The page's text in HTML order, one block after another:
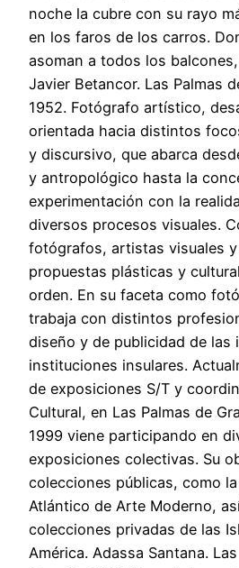
noche la cubre con su rayo
en los faros de los carros.
asoman a todos los
Javier Betancor. Las Palmas
1952. Fotógrafo artístico,
orientada hacia distintos
y discursivo, que abarca
y antropológico hasta la
experimentación con la
diversos procesos visuales.
fotógrafos, artistas visuales
propuestas plásticas y
orden. En su faceta como
trabaja con distintos
diseño y de publicidad de las
instituciones insulares.
de exposiciones S/T y
Cultural, en Las Palmas de
1999 viene participando en
exposiciones colectivas. Su
colecciones públicas, como
Atlántico de Arte Moderno,
colecciones privadas de las
América. Adassa Santana.